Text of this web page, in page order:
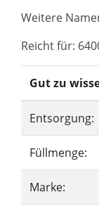
Weitere
Reicht für:
Gut zu
Entsorgung:
Füllmenge:
Marke: